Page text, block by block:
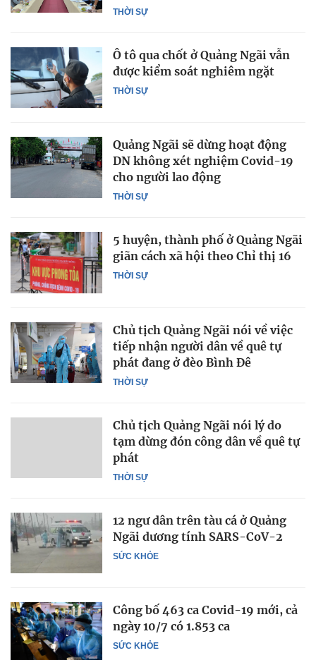
THỜI SỰ
THỜI SỰ
Ô tô qua chốt ở Quảng Ngãi vẫn
được kiểm soát nghiêm ngặt
THỜI SỰ
Quảng Ngãi sẽ dừng hoạt động
DN không xét nghiệm Covid-19
cho người lao động
THỜI SỰ
5 huyện, thành phố ở Quảng Ngãi
giãn cách xã hội theo Chỉ thị 16
THỜI SỰ
Chủ tịch Quảng Ngãi nói về việc
tiếp nhận người dân về quê tự
phát đang ở đèo Bình Đê
THỜI SỰ
Chủ tịch Quảng Ngãi nói lý do
tạm dừng đón công dân về quê tự
phát
SỨC KHỎE
12 ngư dân trên tàu cá ở Quảng
Ngãi dương tính SARS-CoV-2
SỨC KHỎE
Công bố 463 ca Covid-19 mới, cả
ngày 10/7 có 1.853 ca